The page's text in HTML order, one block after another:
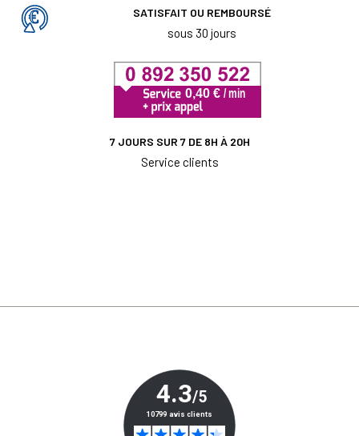
SATISFAIT OU REMBOURSÉ
sous 30 jours
7 JOURS SUR 7 DE 8H À 20H
Service clients